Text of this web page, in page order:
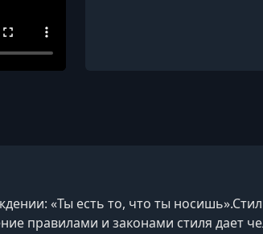
«Ты есть то, что ты
правилами и законами стиля дает